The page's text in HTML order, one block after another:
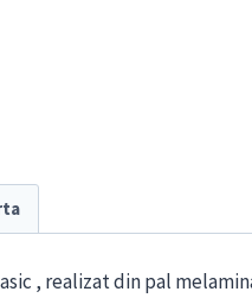
, realizat din pal